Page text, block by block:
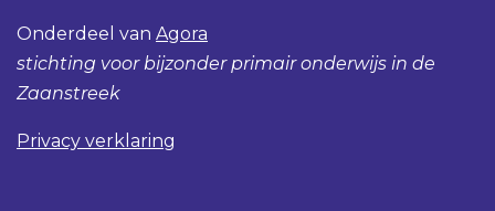
Onderdeel van Agora
stichting voor bijzonder primair onderwijs in de
Zaanstreek
Privacy verklaring